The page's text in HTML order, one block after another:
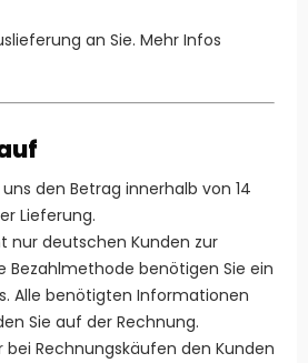
an Sie. Mehr Infos
den Betrag innerhalb von 14
Lieferung.
nur deutschen Kunden zur
Bezahlmethode benötigen Sie ein
Alle benötigten Informationen
Sie auf der Rechnung.
Rechnungskäufen den Kunden